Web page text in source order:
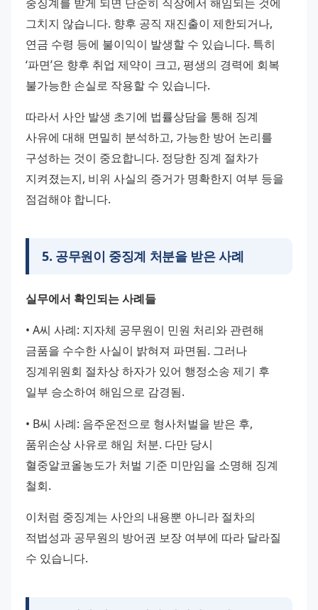
그치지 않습니다. 향후 공직 재진출이 제한되거나,
연금 수령 등에 불이익이 발생할 수 있습니다. 특히
‘파면’은 향후 취업 제약이 크고, 평생의 경력에 회복
불가능한 손실로 작용할 수 있습니다.
따라서 사안 발생 초기에 법률상담을 통해 징계
사유에 대해 면밀히 분석하고, 가능한 방어 논리를
구성하는 것이 중요합니다. 정당한 징계 절차가
지켜졌는지, 비위 사실의 증거가 명확한지 여부 등을
점검해야 합니다.
5. 공무원이 중징계 처분을 받은 사례
실무에서 확인되는 사례들
• A씨 사례: 지자체 공무원이 민원 처리와 관련해
금품을 수수한 사실이 밝혀져 파면됨. 그러나
징계위원회 절차상 하자가 있어 행정소송 제기 후
일부 승소하여 해임으로 감경됨.
• B씨 사례: 음주운전으로 형사처벌을 받은 후,
품위손상 사유로 해임 처분. 다만 당시
혈중알코올농도가 처벌 기준 미만임을 소명해 징계
철회.
이처럼 중징계는 사안의 내용뿐 아니라 절차의
적법성과 공무원의 방어권 보장 여부에 따라 달라질
수 있습니다.